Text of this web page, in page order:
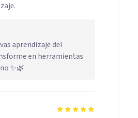
aprendizaje del
en herramientas
✨🌿